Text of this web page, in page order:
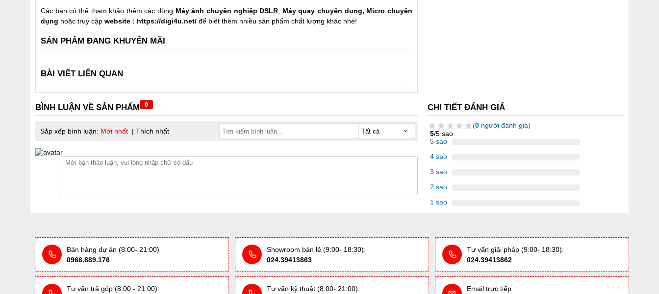
Các bạn có thể tham khảo thêm các dòng Máy ảnh chuyên nghiệp DSLR, Máy quay chuyên dụng, Micro chuyên
dụng hoặc truy cập website : https://digi4u.net/ để biết thêm nhiều sản phẩm chất lượng khác nhé!
SẢN PHẨM ĐANG KHUYẾN MÃI
BÀI VIẾT LIÊN QUAN
BÌNH LUẬN VỀ SẢN PHẨM 0
Sắp xếp bình luận: Mới nhất | Thích nhất
CHI TIẾT ĐÁNH GIÁ
(0 người đánh giá)
5/5 sao
5 sao
4 sao
3 sao
2 sao
1 sao
Bán hàng dự án (8:00- 21:00)
0966.889.176
Showroom bán lẻ (9:00- 18:30):
024.39413863
Tư vấn giải pháp (9:00- 18:30):
024.39413862
Tư vấn trả góp (8:00 - 21:00):
Tư vấn kỹ thuật (8:00- 21:00):
Email trực tiếp